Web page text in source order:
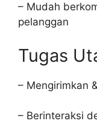
– Mudah
pelanggan
Tugas
– Mengirimkan
– Berinteraksi